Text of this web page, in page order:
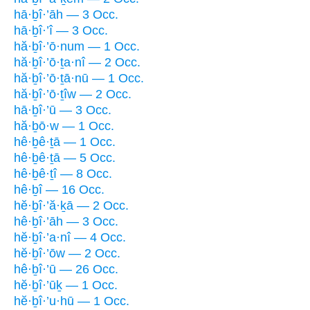
hā·ḇî·’āh — 3 Occ.
hā·ḇî·’î — 3 Occ.
hă·ḇî·’ō·num — 1 Occ.
hă·ḇî·’ō·ṯa·nî — 2 Occ.
hă·ḇî·’ō·ṯā·nū — 1 Occ.
hă·ḇî·’ō·ṯîw — 2 Occ.
hā·ḇî·’ū — 3 Occ.
hă·ḇō·w — 1 Occ.
hê·ḇê·ṯā — 1 Occ.
hê·ḇê·ṯā — 5 Occ.
hê·ḇê·ṯî — 8 Occ.
hê·ḇî — 16 Occ.
hĕ·ḇî·’ă·ḵā — 2 Occ.
hê·ḇî·’āh — 3 Occ.
hĕ·ḇî·’a·nî — 4 Occ.
hĕ·ḇî·’ōw — 2 Occ.
hê·ḇî·’ū — 26 Occ.
hĕ·ḇî·’ūḵ — 1 Occ.
hĕ·ḇî·’u·hū — 1 Occ.